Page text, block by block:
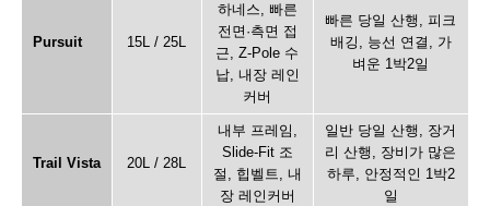
Pursuit 15L / 25L
하네스, 빠른
전면·측면 접
근, Z-Pole 수
납, 내장 레인
커버
빠른 당일 산행, 피크
배깅, 능선 연결, 가
벼운 1박2일
Trail Vista 20L / 28L
내부 프레임,
Slide-Fit 조
절, 힙벨트, 내
장 레인커버
일반 당일 산행, 장거
리 산행, 장비가 많은
하루, 안정적인 1박2
일